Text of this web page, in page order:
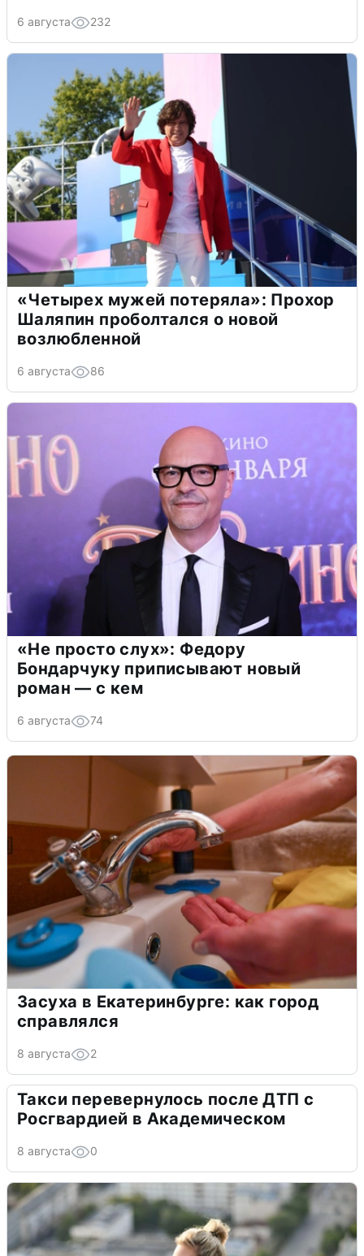
6 августа 232
«Четырех мужей потеряла»: Прохор
Шаляпин проболтался о новой
возлюбленной
6 августа 86
«Не просто слух»: Федору
Бондарчуку приписывают новый
роман — с кем
6 августа 74
Засуха в Екатеринбурге: как город
справлялся
8 августа 2
Такси перевернулось после ДТП с
Росгвардией в Академическом
8 августа 0